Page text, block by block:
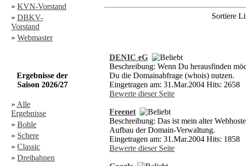
» KVN-Vorstand
» DBKV-
Vorstand
» Webmaster
Ergebnisse der
Saison 2026/27
» Alle
Ergebnisse
» Bohle
» Schere
» Classic
» Dreibahnen
Sortiere
DENIC eG
Beschreibung: Wenn Du herausfinden
Du die Domainabfrage (whois) nutzen.
Eingetragen am: 31.Mar.2004 Hits: 2658
Bewerte dieser Seite
Freenet
Beschreibung: Das ist mein alter
Aufbau der Domain-Verwaltung.
Eingetragen am: 31.Mar.2004 Hits: 1858
Bewerte dieser Seite